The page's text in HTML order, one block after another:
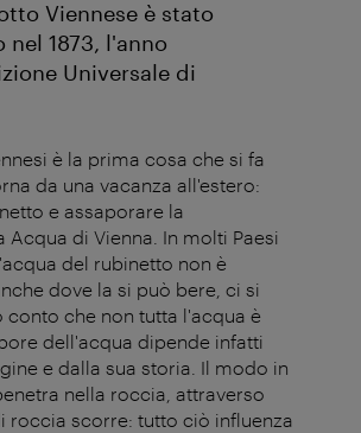
Viennese è stato
nel 1873, l'anno
Universale di
è la prima cosa che si fa
da una vacanza all'estero:
e assaporare la
Acqua di Vienna. In molti Paesi
del rubinetto non è
dove la si può bere, ci si
conto che non tutta l'acqua è
dell'acqua dipende infatti
e dalla sua storia. Il modo in
nella roccia, attraverso
roccia scorre: tutto ciò influenza